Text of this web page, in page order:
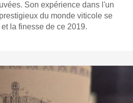
Son expérience dans l'un
du monde viticole se
la finesse de ce 2019.